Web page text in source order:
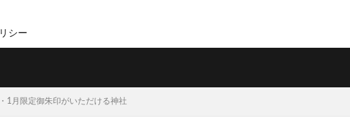
シー
月限定御朱印がいただける神社